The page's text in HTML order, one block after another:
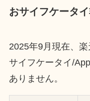
おサイフケータ
2025年9月現在、
サイフケータイ/
ありません。